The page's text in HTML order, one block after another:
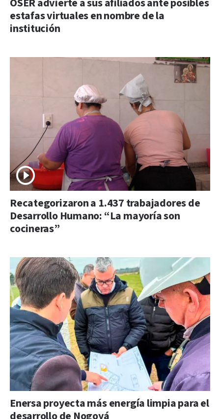
OSER advierte a sus afiliados ante posibles
estafas virtuales en nombre de la
institución
Recategorizaron a 1.437 trabajadores de
Desarrollo Humano: “La mayoría son
cocineras”
Enersa proyecta más energía limpia para el
desarrollo de Nogoyá